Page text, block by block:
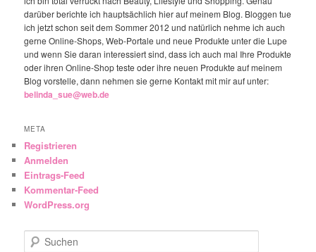
darüber berichte ich hauptsächlich hier auf meinem Blog. Bloggen tue
ich jetzt schon seit dem Sommer 2012 und natürlich nehme ich auch
gerne Online-Shops, Web-Portale und neue Produkte unter die Lupe
und wenn Sie daran interessiert sind, dass ich auch mal Ihre Produkte
oder ihren Online-Shop teste oder ihre neuen Produkte auf meinem
Blog vorstelle, dann nehmen sie gerne Kontakt mit mir auf unter:
belinda_sue@web.de
META
Registrieren
Anmelden
Eintrags-Feed
Kommentar-Feed
WordPress.org
Suchen